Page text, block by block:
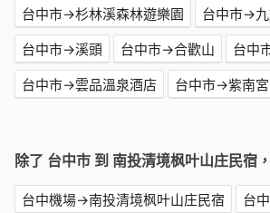
台中市→杉林溪森林遊樂園
台中市→
台中市→溪頭
台中市→合歡山
台中
台中市→雲品溫泉酒店
台中市→紫南宮
除了 台中市 到 南投清境枫叶山庄民宿
台中機場→南投清境枫叶山庄民宿
台